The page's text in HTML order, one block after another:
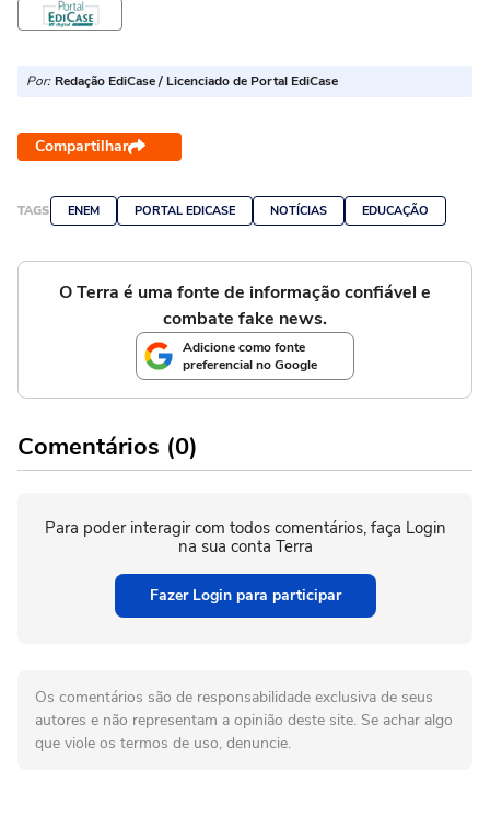
Por: Redação EdiCase / Licenciado de Portal EdiCase
Compartilhar
TAGS ENEM PORTAL EDICASE NOTÍCIAS EDUCAÇÃO
O Terra é uma fonte de informação confiável e
combate fake news.
Adicione como fonte
preferencial no Google
Comentários (0)
Para poder interagir com todos comentários, faça Login
na sua conta Terra
Fazer Login para participar
Os comentários são de responsabilidade exclusiva de seus
autores e não representam a opinião deste site. Se achar algo
que viole os termos de uso, denuncie.